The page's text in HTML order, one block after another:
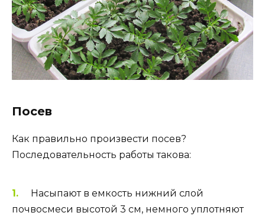
Посев
Как правильно произвести посев?
Последовательность работы такова:
Насыпают в емкость нижний слой
почвосмеси высотой 3 см, немного уплотняют